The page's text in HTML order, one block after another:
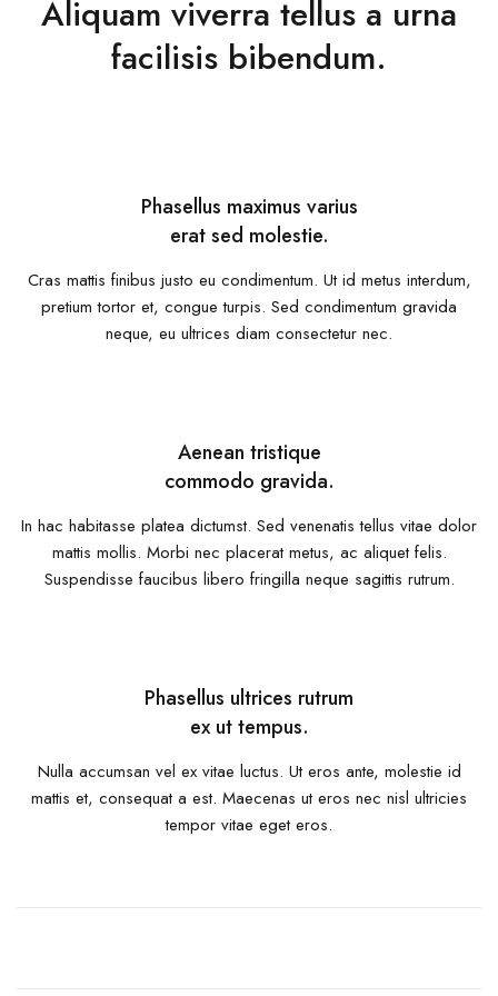
Aliquam viverra tellus a urna
facilisis bibendum.
Phasellus maximus varius
erat sed molestie.
Cras mattis finibus justo eu condimentum. Ut id metus interdum,
pretium tortor et, congue turpis. Sed condimentum gravida
neque, eu ultrices diam consectetur nec.
Aenean tristique
commodo gravida.
In hac habitasse platea dictumst. Sed venenatis tellus vitae dolor
mattis mollis. Morbi nec placerat metus, ac aliquet felis.
Suspendisse faucibus libero fringilla neque sagittis rutrum.
Phasellus ultrices rutrum
ex ut tempus.
Nulla accumsan vel ex vitae luctus. Ut eros ante, molestie id
mattis et, consequat a est. Maecenas ut eros nec nisl ultricies
tempor vitae eget eros.